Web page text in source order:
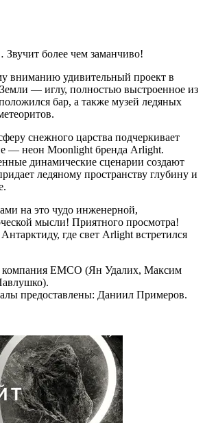
более чем заманчиво!
вниманию удивительный проект в
— иглу, полностью выстроенное из
бар, а также музей ледяных
снежного царства подчеркивает
— неон Moonlight бренда Arlight.
динамические сценарии создают
ледяному пространству глубину и
на это чудо инженерной,
мысли! Приятного просмотра!
где свет Arlight встретился
компания EMCO (Ян Удалих, Максим
предоставлены: Даниил Примеров.